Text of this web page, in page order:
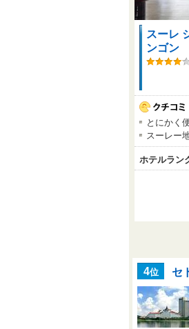
スーレ
ンゴン
とにかく
スーレー
ホテルラン
4位 セ